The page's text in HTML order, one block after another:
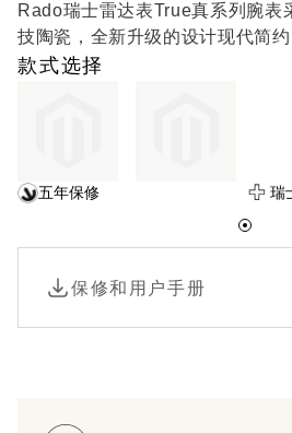
Rado瑞士雷达表True真系列腕表
技陶瓷，全新升级的设计现代简
瑞士雷达表别具一格的特色，风格
款式选择
五年保修 瑞
保修和用户手册